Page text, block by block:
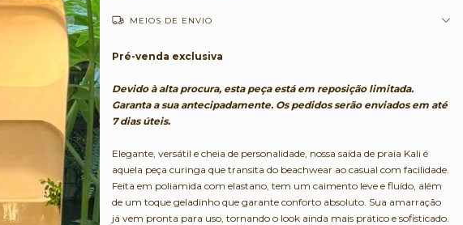
MEIOS DE ENVIO
Pré-venda exclusiva
Devido à alta procura, esta peça está em reposição limitada.
Garanta a sua antecipadamente. Os pedidos serão enviados em até
7 dias úteis.
Elegante, versátil e cheia de personalidade, nossa saída de praia Kali é
aquela peça curinga que transita do beachwear ao casual com facilidade.
Feita em poliamida com elastano, tem um caimento leve e fluído, além
de um toque geladinho que garante conforto absoluto. Sua amarração
já vem pronta para uso, tornando o look ainda mais prático e sofisticado.